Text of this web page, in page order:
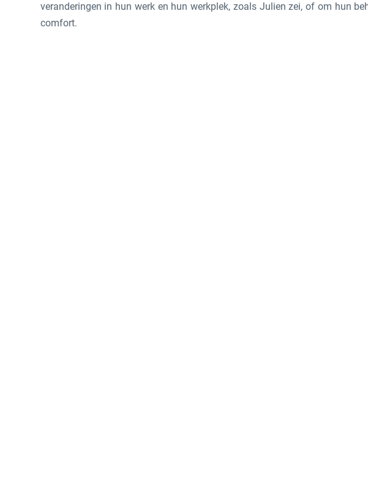
veranderingen in hun werk en hun werkplek, zoals Julien zei, of om hun
comfort.